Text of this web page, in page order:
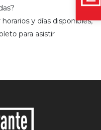
y días disponibles,
para asistir